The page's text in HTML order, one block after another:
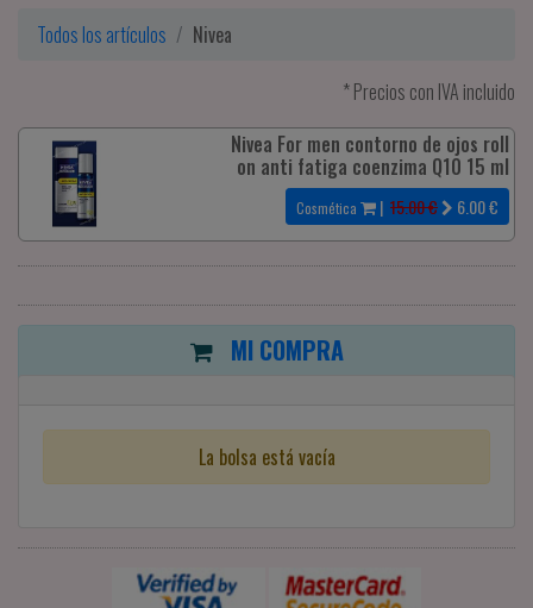
Todos los artículos
Nivea
* Precios con IVA incluido
Nivea For men contorno de ojos roll
on anti fatiga coenzima Q10 15 ml
Cosmética | 15.00 € 6.00€
MI COMPRA
La bolsa está vacía